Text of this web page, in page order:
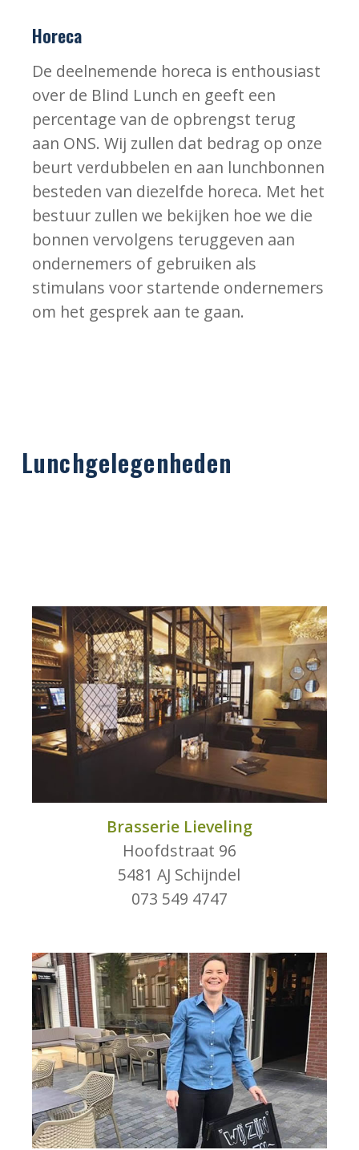
Horeca
De deelnemende horeca is enthousiast
over de Blind Lunch en geeft een
percentage van de opbrengst terug
aan ONS. Wij zullen dat bedrag op onze
beurt verdubbelen en aan lunchbonnen
besteden van diezelfde horeca. Met het
bestuur zullen we bekijken hoe we die
bonnen vervolgens teruggeven aan
ondernemers of gebruiken als
stimulans voor startende ondernemers
om het gesprek aan te gaan.
Lunchgelegenheden
Brasserie Lieveling
Hoofdstraat 96
5481 AJ Schijndel
073 549 4747